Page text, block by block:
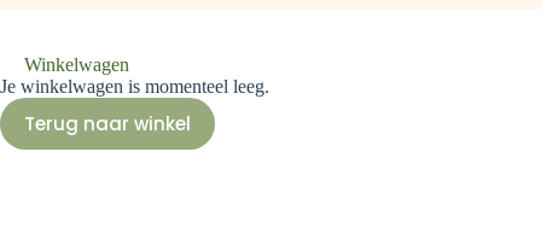
Winkelwagen
Je winkelwagen is momenteel leeg.
Terug naar winkel